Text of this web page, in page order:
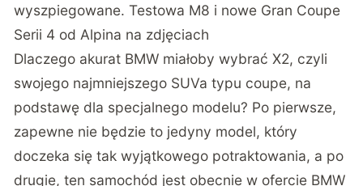
wyszpiegowane. Testowa M8 i nowe Gran Coupe
Serii 4 od Alpina na zdjęciach
Dlaczego akurat BMW miałoby wybrać X2, czyli
swojego najmniejszego SUVa typu coupe, na
podstawę dla specjalnego modelu? Po pierwsze,
zapewne nie będzie to jedyny model, który
doczeka się tak wyjątkowego potraktowania, a po
drugie, ten samochód jest obecnie w ofercie BMW